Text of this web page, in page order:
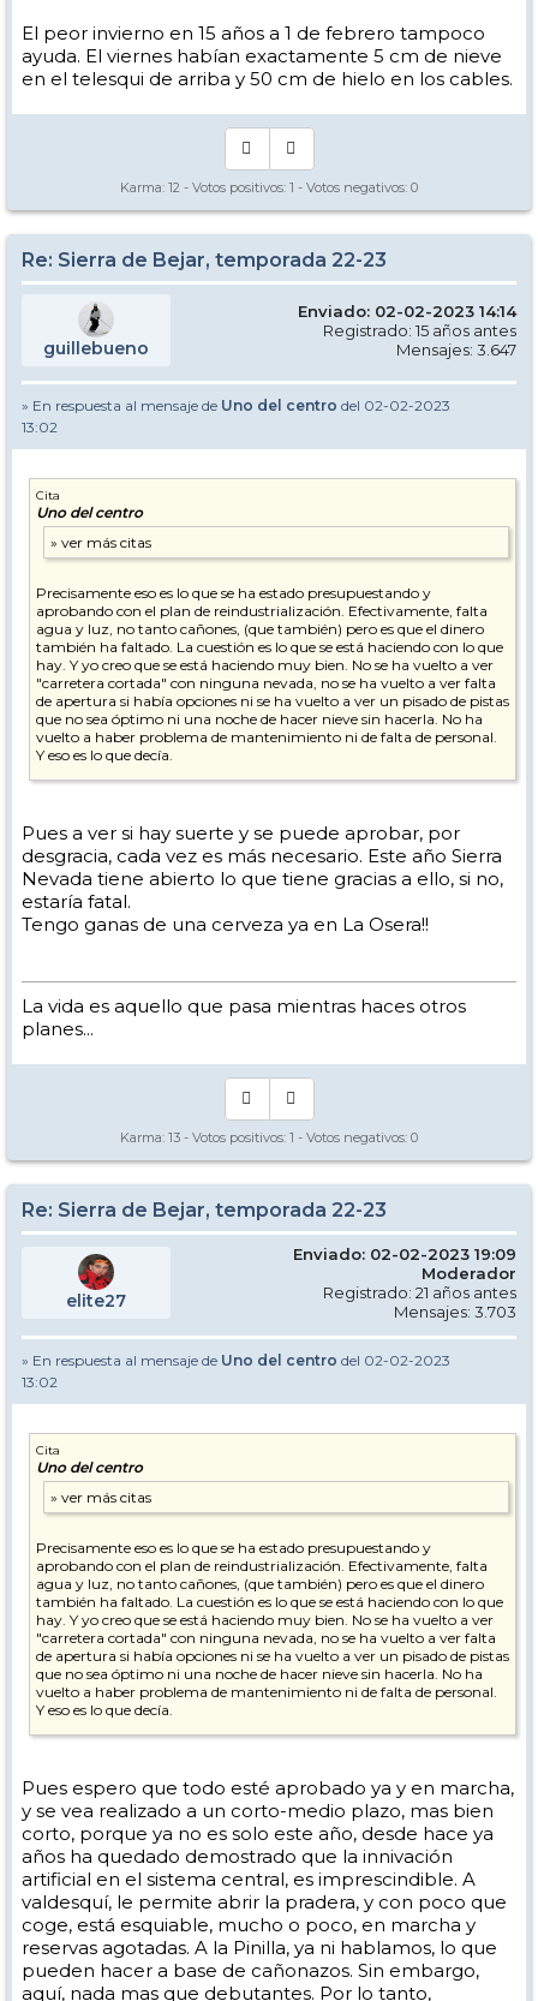
El peor invierno en 15 años a 1 de febrero tampoco
ayuda. El viernes habían exactamente 5 cm de nieve
en el telesqui de arriba y 50 cm de hielo en los cables.
Karma: 12 - Votos positivos: 1 - Votos negativos: 0
Re: Sierra de Bejar, temporada 22-23
guillebueno
Enviado: 02-02-2023 14:14
Registrado: 15 años antes
Mensajes: 3.647
» En respuesta al mensaje de Uno del centro del 02-02-2023
13:02
Cita
Uno del centro
Precisamente eso es lo que se ha estado presupuestando y
aprobando con el plan de reindustrialización. Efectivamente, falta
agua y luz, no tanto cañones, (que también) pero es que el dinero
también ha faltado. La cuestión es lo que se está haciendo con lo que
hay. Y yo creo que se está haciendo muy bien. No se ha vuelto a ver
"carretera cortada" con ninguna nevada, no se ha vuelto a ver falta
de apertura si había opciones ni se ha vuelto a ver un pisado de pistas
que no sea óptimo ni una noche de hacer nieve sin hacerla. No ha
vuelto a haber problema de mantenimiento ni de falta de personal.
Y eso es lo que decía.
hielo en los cables.
Pues a ver si hay suerte y se puede aprobar, por
desgracia, cada vez es más necesario. Este año Sierra
Nevada tiene abierto lo que tiene gracias a ello, si no,
estaría fatal.
Tengo ganas de una cerveza ya en La Osera!!
La vida es aquello que pasa mientras haces otros
planes...
Karma: 13 - Votos positivos: 1 - Votos negativos: 0
Re: Sierra de Bejar, temporada 22-23
elite27
Enviado: 02-02-2023 19:09
Moderador
Registrado: 21 años antes
Mensajes: 3.703
» En respuesta al mensaje de Uno del centro del 02-02-2023
13:02
Cita
Uno del centro
Precisamente eso es lo que se ha estado presupuestando y
aprobando con el plan de reindustrialización. Efectivamente, falta
agua y luz, no tanto cañones, (que también) pero es que el dinero
también ha faltado. La cuestión es lo que se está haciendo con lo que
hay. Y yo creo que se está haciendo muy bien. No se ha vuelto a ver
"carretera cortada" con ninguna nevada, no se ha vuelto a ver falta
de apertura si había opciones ni se ha vuelto a ver un pisado de pistas
que no sea óptimo ni una noche de hacer nieve sin hacerla. No ha
vuelto a haber problema de mantenimiento ni de falta de personal.
Y eso es lo que decía.
hielo en los cables.
Pues espero que todo esté aprobado ya y en marcha,
y se vea realizado a un corto-medio plazo, mas bien
corto, porque ya no es solo este año, desde hace ya
años ha quedado demostrado que la innivación
artificial en el sistema central, es imprescindible. A
valdesquí, le permite abrir la pradera, y con poco que
coge, está esquiable, mucho o poco, en marcha y
reservas agotadas. A la Pinilla, ya ni hablamos, lo que
pueden hacer a base de cañonazos. Sin embargo,
aquí, nada mas que debutantes. Por lo tanto,